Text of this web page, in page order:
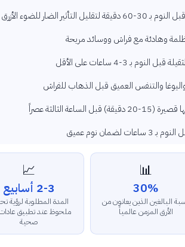
الضار للضوء الأزرق
وهادئة مع فراش ووسائد مريحة
بـ 3-4 ساعات على الأقل
والتنفس العميق قبل الذهاب للفراش
الثالثة عصراً
نوم عميق
📊
30%
البالغين الذين يعانون من
الأرق المزمن عالمياً
📈
2-3 أسابيع
المدة المطلوبة لرؤية
ملحوظ عند تطبيق
صحية